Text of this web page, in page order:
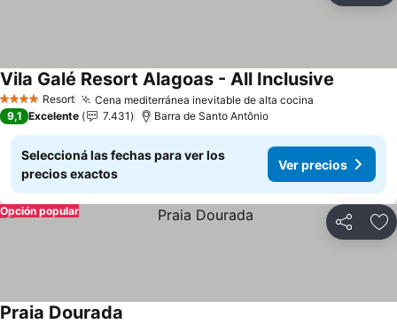
4 EstrellasResort Cena mediterránea inevitable de alta cocina
Vila Galé Resort Alagoas - All Inclusive
9,1 Excelente 7.431 Barra de Santo Antônio
Seleccioná las fechas para ver los
precios exactos
Ver precios
Compartir
Opción popular
Praia Dourada